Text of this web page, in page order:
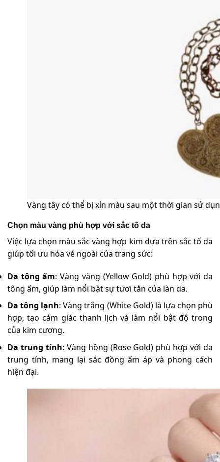
Vàng tây có thể bị xỉn màu sau một thời gian sử
Chọn màu vàng phù hợp với sắc tố da
Việc lựa chọn màu sắc vàng hợp kim dựa trên sắc tố da
giúp tối ưu hóa vẻ ngoài của trang sức:
Da tông ấm: Vàng vàng (Yellow Gold) phù hợp với da
tông ấm, giúp làm nổi bật sự tươi tắn của làn da.
Da tông lạnh: Vàng trắng (White Gold) là lựa chọn phù
hợp, tạo cảm giác thanh lịch và làm nổi bật độ trong
của kim cương.
Da trung tính: Vàng hồng (Rose Gold) phù hợp với da
trung tính, mang lại sắc đồng ấm áp và phong cách
hiện đại.